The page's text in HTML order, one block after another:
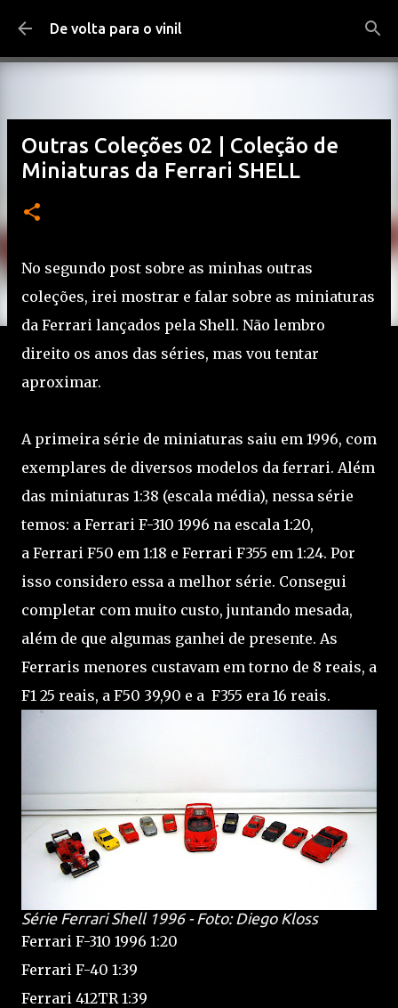
Pular para o conteúdo principal
De volta para o vinil
Outras Coleções 02 | Coleção de
Miniaturas da Ferrari SHELL
No segundo post sobre as minhas outras
coleções, irei mostrar e falar sobre as miniaturas
da Ferrari lançados pela Shell. Não lembro
direito os anos das séries, mas vou tentar
aproximar.
A primeira série de miniaturas saiu em 1996, com
exemplares de diversos modelos da ferrari. Além
das miniaturas 1:38 (escala média), nessa série
temos: a Ferrari F-310 1996 na escala 1:20,
a Ferrari F50 em 1:18 e Ferrari F355 em 1:24. Por
isso considero essa a melhor série. Consegui
completar com muito custo, juntando mesada,
além de que algumas ganhei de presente. As
Ferraris menores custavam em torno de 8 reais, a
F1 25 reais, a F50 39,90 e a F355 era 16 reais.
Série Ferrari Shell 1996 - Foto: Diego Kloss
Ferrari F-310 1996 1:20
Ferrari F-40 1:39
Ferrari 412TR 1:39